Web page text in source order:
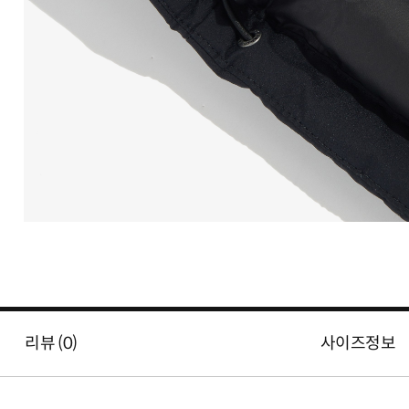
리뷰 (0) 사이즈정보